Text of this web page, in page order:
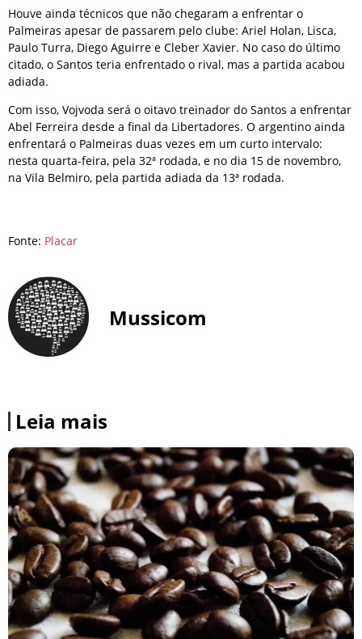
Houve ainda técnicos que não chegaram a enfrentar o
Palmeiras apesar de passarem pelo clube: Ariel Holan, Lisca,
Paulo Turra, Diego Aguirre e Cleber Xavier. No caso do último
citado, o Santos teria enfrentado o rival, mas a partida acabou
adiada.
Com isso, Vojvoda será o oitavo treinador do Santos a enfrentar
Abel Ferreira desde a final da Libertadores. O argentino ainda
enfrentará o Palmeiras duas vezes em um curto intervalo:
nesta quarta-feira, pela 32ª rodada, e no dia 15 de novembro,
na Vila Belmiro, pela partida adiada da 13ª rodada.
Fonte: Placar
Mussicom
Leia mais